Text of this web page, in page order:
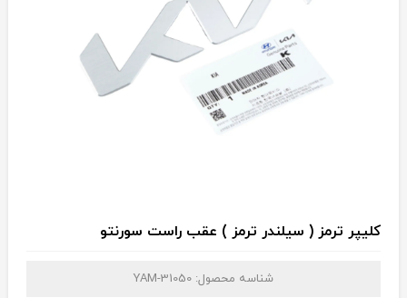
کلیپر ترمز ( سیلندر ترمز ) عقب راست سورنتو
شناسه محصول: YAM-31050